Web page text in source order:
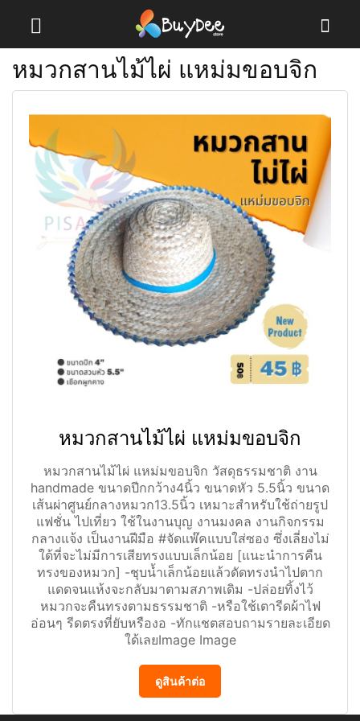
หมวกสานไม้ไผ่ แหม่มขอบจิก
หมวกสานไม้ไผ่ แหม่มขอบจิก
หมวกสานไม้ไผ่ แหม่มขอบจิก วัสดุธรรมชาติ งาน
handmade ขนาดปีกกว้าง4นิ้ว ขนาดหัว 5.5นิ้ว ขนาด
เส้นผ่าศูนย์กลางหมวก13.5นิ้ว เหมาะสำหรับใช้ถ่ายรูป
แฟชั่น ไปเที่ยว ใช้ในงานบุญ งานมงคล งานกิจกรรม
กลางแจ้ง เป็นงานฝีมือ #จัดแพ๊คแบบใส่ซอง ซึ่งเลี่ยงไม่
ใด้ที่จะไม่มีการเสียทรงแบบเล็กน้อย [แนะนำการคืน
ทรงของหมวก] -ชุบน้ำเล็กน้อยแล้วดัดทรงนำไปตาก
แดดจนแห้งจะกลับมาตามสภาพเดิม -ปล่อยทิ้งไว้
หมวกจะคืนทรงตามธรรมชาติ -หรือใช้เตารีดผ้าไฟ
อ่อนๆ รีดตรงที่ยับหรืองอ -ทักแชตสอบถามรายละเอียด
ใด้เลยImage Image
ดูสินค้าต่อ